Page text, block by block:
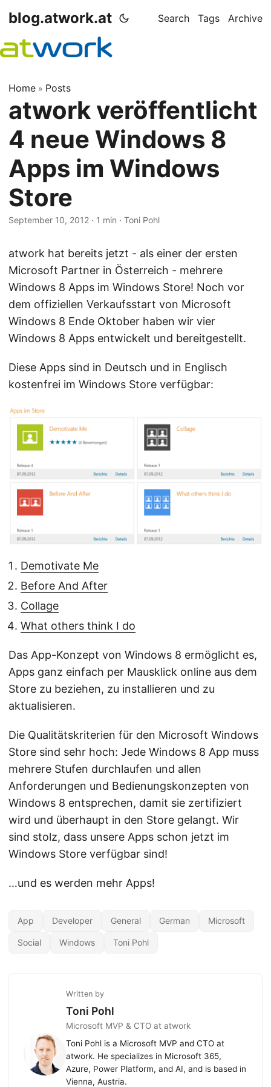
blog.atwork.at Search Tags Archive
Home » Posts
atwork veröffentlicht
4 neue Windows 8
Apps im Windows
Store
September 10, 2012 · 1 min · Toni Pohl
atwork hat bereits jetzt - als einer der ersten
Microsoft Partner in Österreich - mehrere
Windows 8 Apps im Windows Store! Noch vor
dem offiziellen Verkaufsstart von Microsoft
Windows 8 Ende Oktober haben wir vier
Windows 8 Apps entwickelt und bereitgestellt.
Diese Apps sind in Deutsch und in Englisch
kostenfrei im Windows Store verfügbar:
Demotivate Me
Before And After
Collage
What others think I do
Das App-Konzept von Windows 8 ermöglicht es,
Apps ganz einfach per Mausklick online aus dem
Store zu beziehen, zu installieren und zu
aktualisieren.
Die Qualitätskriterien für den Microsoft Windows
Store sind sehr hoch: Jede Windows 8 App muss
mehrere Stufen durchlaufen und allen
Anforderungen und Bedienungskonzepten von
Windows 8 entsprechen, damit sie zertifiziert
wird und überhaupt in den Store gelangt. Wir
sind stolz, dass unsere Apps schon jetzt im
Windows Store verfügbar sind!
…und es werden mehr Apps!
App Developer General German Microsoft
Social Windows Toni Pohl
Written by
Toni Pohl
Microsoft MVP & CTO at atwork
Toni Pohl is a Microsoft MVP and CTO at
atwork. He specializes in Microsoft 365,
Azure, Power Platform, and AI, and is based in
Vienna, Austria.